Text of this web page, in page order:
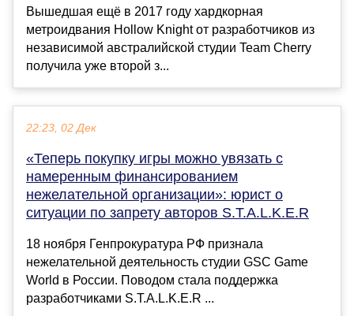
Вышедшая ещё в 2017 году хардкорная
метроидвания Hollow Knight от разработчиков из
независимой австралийской студии Team Cherry
получила уже второй з...
22:23, 02 Дек
«Теперь покупку игры можно увязать с
намеренным финансированием
нежелательной организации»: юрист о
ситуации по запрету авторов S.T.A.L.K.E.R
18 ноября Генпрокуратура РФ признала
нежелательной деятельность студии GSC Game
World в России. Поводом стала поддержка
разработчиками S.T.A.L.K.E.R ...